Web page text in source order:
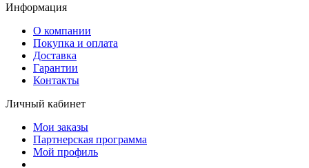
Информация
О компании
Покупка и оплата
Доставка
Гарантии
Контакты
Личный кабинет
Мои заказы
Партнерская программа
Мой профиль